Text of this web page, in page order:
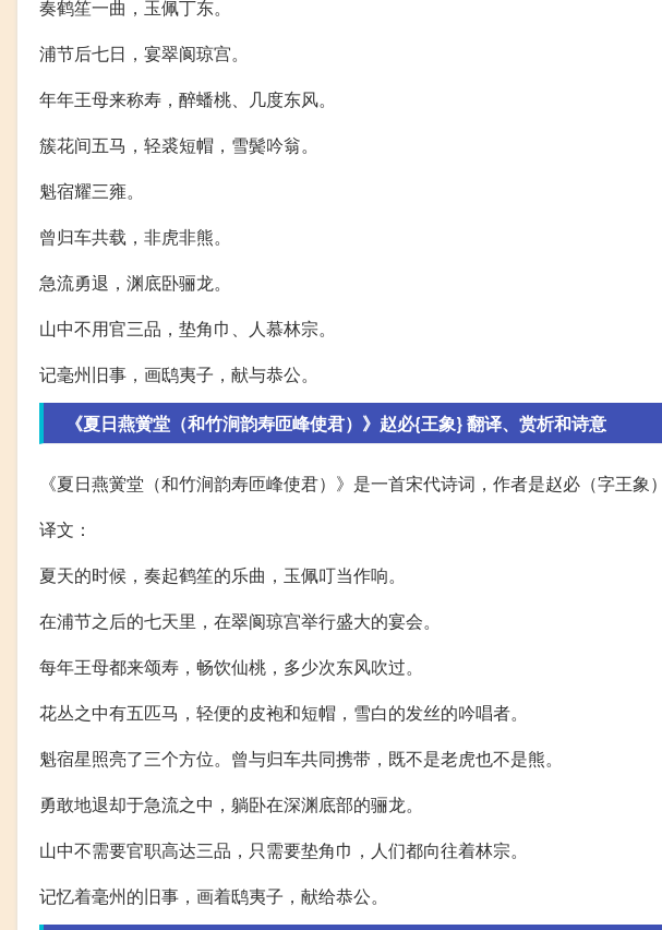
奏鹤笙一曲，玉佩丁东。
浦节后七日，宴翠阆琼宫。
年年王母来称寿，醉蟠桃、几度东风。
簇花间五马，轻裘短帽，雪鬓吟翁。
魁宿耀三雍。
曾归车共载，非虎非熊。
急流勇退，渊底卧骊龙。
山中不用官三品，垫角巾、人慕林宗。
记毫州旧事，画鸱夷子，献与恭公。
《夏日燕黉堂（和竹涧韵寿匝峰使君）》赵必{王象} 翻译、赏析和诗意
《夏日燕黉堂（和竹涧韵寿匝峰使君）》是一首宋代诗词，作者是赵必（字王
译文：
夏天的时候，奏起鹤笙的乐曲，玉佩叮当作响。
在浦节之后的七天里，在翠阆琼宫举行盛大的宴会。
每年王母都来颂寿，畅饮仙桃，多少次东风吹过。
花丛之中有五匹马，轻便的皮袍和短帽，雪白的发丝的吟唱者。
魁宿星照亮了三个方位。曾与归车共同携带，既不是老虎也不是熊。
勇敢地退却于急流之中，躺卧在深渊底部的骊龙。
山中不需要官职高达三品，只需要垫角巾，人们都向往着林宗。
记忆着毫州的旧事，画着鸱夷子，献给恭公。